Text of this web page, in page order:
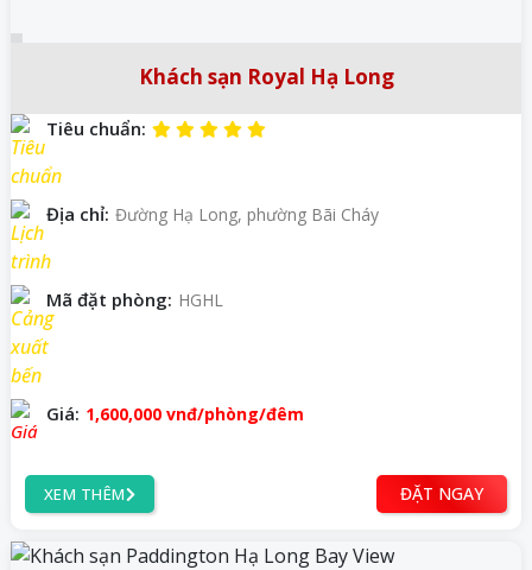
Khách sạn Royal Hạ Long
Tiêu chuẩn:
Địa chỉ: Đường Hạ Long, phường Bãi Cháy
Mã đặt phòng: HGHL
Giá: 1,600,000 vnđ/phòng/đêm
XEM THÊM ĐẶT NGAY